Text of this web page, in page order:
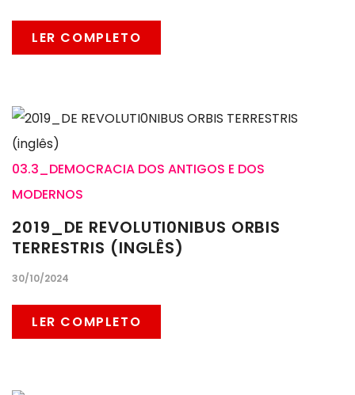
LER COMPLETO
03.3_DEMOCRACIA DOS ANTIGOS E DOS
MODERNOS
2019_DE REVOLUTI0NIBUS ORBIS
TERRESTRIS (INGLÊS)
30/10/2024
LER COMPLETO